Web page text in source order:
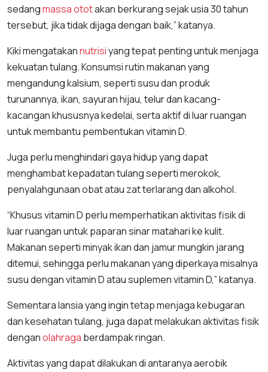
sedangmassa ototakan berkurang sejak usia 30 tahun
tersebut, jika tidak dijaga dengan baik,” katanya.
Kiki mengatakannutrisiyang tepat penting untuk menjaga
kekuatan tulang. Konsumsi rutin makanan yang
mengandung kalsium, seperti susu dan produk
turunannya, ikan, sayuran hijau, telur dan kacang-
kacangan khususnya kedelai, serta aktif di luar ruangan
untuk membantu pembentukan vitamin D.
Juga perlu menghindari gaya hidup yang dapat
menghambat kepadatan tulang seperti merokok,
penyalahgunaan obat atau zat terlarang dan alkohol.
“Khusus vitamin D perlu memperhatikan aktivitas fisik di
luar ruangan untuk paparan sinar matahari ke kulit.
Makanan seperti minyak ikan dan jamur mungkin jarang
ditemui, sehingga perlu makanan yang diperkaya misalnya
susu dengan vitamin D atau suplemen vitamin D,” katanya.
Sementara lansia yang ingin tetap menjaga kebugaran
dan kesehatan tulang, juga dapat melakukan aktivitas fisik
denganolahraga berdampak ringan.
Aktivitas yang dapat dilakukan di antaranya aerobik